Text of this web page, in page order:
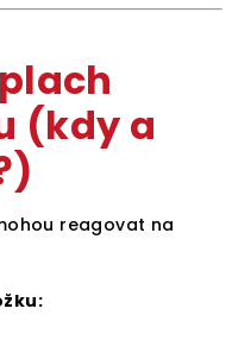
(kdy a
reagovat na